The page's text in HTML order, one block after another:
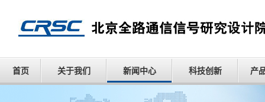
首页 关于我们 新闻中心 科技创新 产